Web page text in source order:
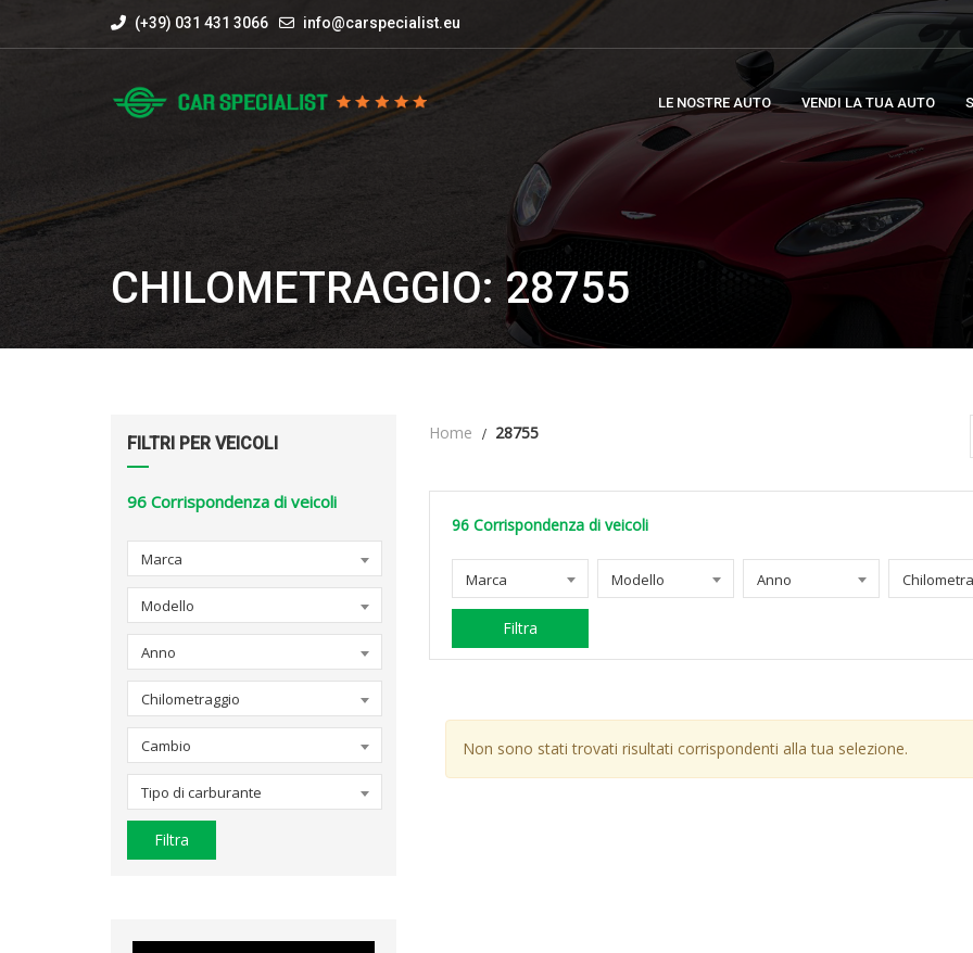
(+39) 031 431 3066 info@carspecialist.eu
LE NOSTRE AUTO VENDI LA TUA AUTO
CHILOMETRAGGIO: 28755
FILTRI PER VEICOLI
96 Corrispondenza di veicoli
Marca
Modello
Anno
Chilometraggio
Cambio
Tipo di carburante
Filtra
Home 28755
96 Corrispondenza di veicoli
Marca Modello Anno
Filtra
Non sono stati trovati risultati corrispondenti alla tua selezione.